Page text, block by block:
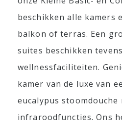
beschikken alle kamers
balkon of terras. Een
suites beschikken
wellnessfaciliteiten.
kamer van de luxe van
eucalypus stoomdouche
infraroodfuncties. Ons